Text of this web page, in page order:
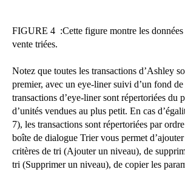
FIGURE 4 :Cette figure montre les données
vente triées.
Notez que toutes les transactions d’Ashley
premier, avec un eye-liner suivi d’un fond
transactions d’eye-liner sont répertoriées du
d’unités vendues au plus petit. En cas
7), les transactions sont répertoriées par
boîte de dialogue Trier vous permet
critères de tri (Ajouter un niveau), de
tri (Supprimer un niveau), de copier les